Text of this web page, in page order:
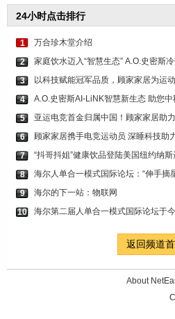
24小时点击排行
1
万合珍木堂介绍
2
家庭饮水迈入“智慧生态” A.O.史密斯
3
以科技赋能冠军品质，顾家家居为运
4
A.O.史密斯AI-LiNK智慧新生态 助您中
5
亚运电竞首金归属中国！顾家家居助
6
顾家家居携手电竞运动员 深睡科技助
7
“抖哥抖姐”健康饮品登陆美国纽约纳
8
海尔人单合一模式国际论坛：“伸手摘
9
海尔的下一站：物联网
10
海尔第二届人单合一模式国际论坛于
返回频道
About